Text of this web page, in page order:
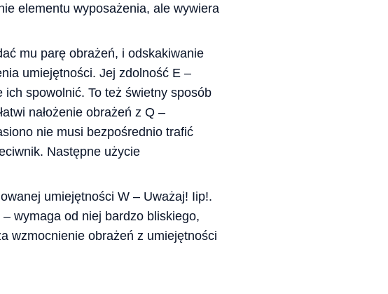
elementu wyposażenia, ale wywiera
mu parę obrażeń, i odskakiwanie
umiejętności. Jej zdolność E –
spowolnić. To też świetny sposób
nałożenie obrażeń z Q –
nie musi bezpośrednio trafić
Następne użycie
umiejętności W – Uważaj! Iip!.
wymaga od niej bardzo bliskiego,
wzmocnienie obrażeń z umiejętności